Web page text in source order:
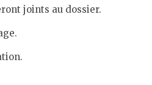
joints au dossier.